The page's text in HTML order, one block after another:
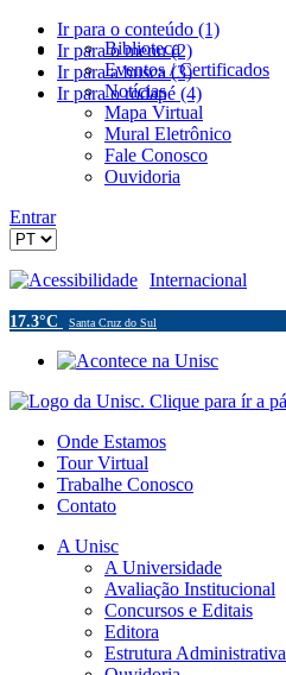
Ir para o conteúdo (1)
Ir para o menu (2)
Ir para a busca (3)
Ir para o rodapé (4)
Biblioteca
Eventos / Certificados
Notícias
Mapa Virtual
Mural Eletrônico
Fale Conosco
Ouvidoria
Entrar
Acessibilidade Internacional
17.3°C Santa Cruz do Sul
Onde Estamos
Tour Virtual
Trabalhe Conosco
Contato
A Unisc
A Universidade
Avaliação Institucional
Concursos e Editais
Editora
Estrutura Administrativa